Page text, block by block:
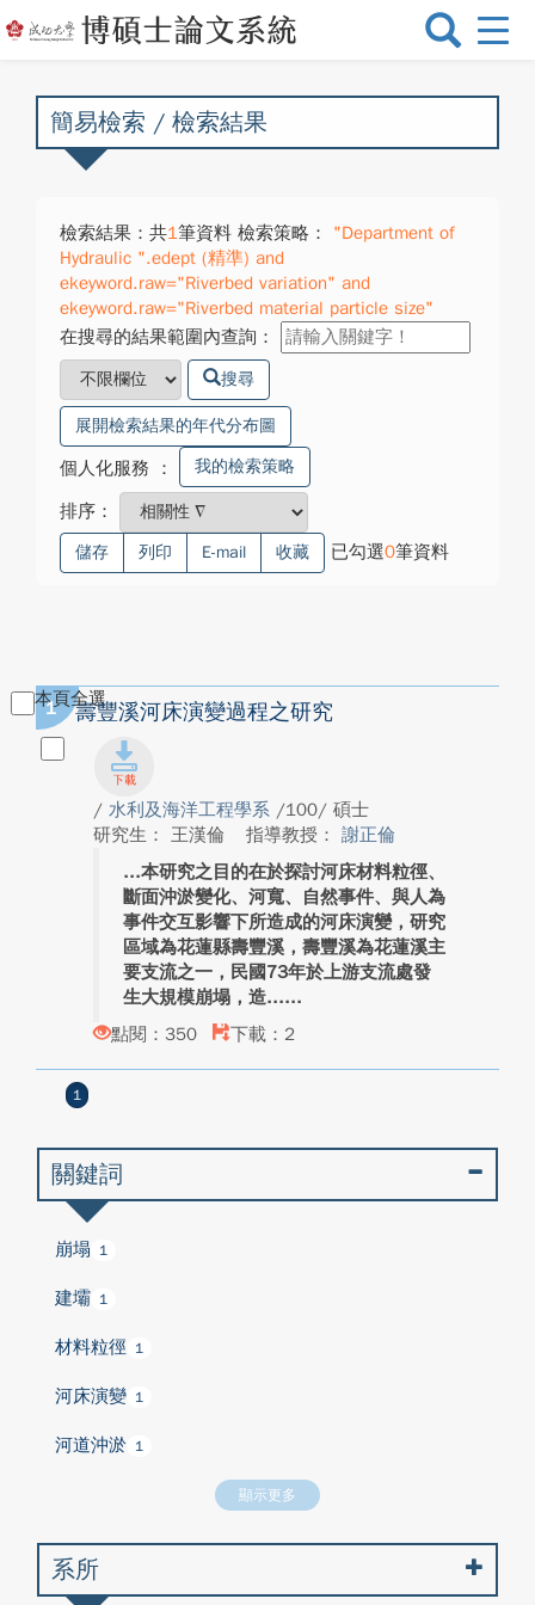
選
換
簡易檢索 / 檢索結果
檢索結果：共1筆資料 檢索策略：
"Department of
Hydraulic ".edept (精準) and
ekeyword.raw="Riverbed variation" and
ekeyword.raw="Riverbed material particle size"
在搜尋的結果範圍內查詢：
搜尋
展開檢索結果的年代分布圖
個人化服務 ： 我的檢索策略
排序：
儲存 列印 E-mail 收藏 已勾選0筆資料
本頁全選
1 壽豐溪河床演變過程之研究
/ 水利及海洋工程學系 /100/ 碩士
研究生： 王漢倫
指導教授： 謝正倫
本研究之目的在於探討河床材料粒徑、
斷面沖淤變化、河寬、自然事件、與人為
事件交互影響下所造成的河床演變，研究
區域為花蓮縣壽豐溪，壽豐溪為花蓮溪主
要支流之一，民國73年於上游支流處發
生大規模崩塌，造...
點閱：350
下載：2
1
關鍵詞
崩塌 1
建壩 1
材料粒徑 1
河床演變 1
河道沖淤 1
顯示更多
系所